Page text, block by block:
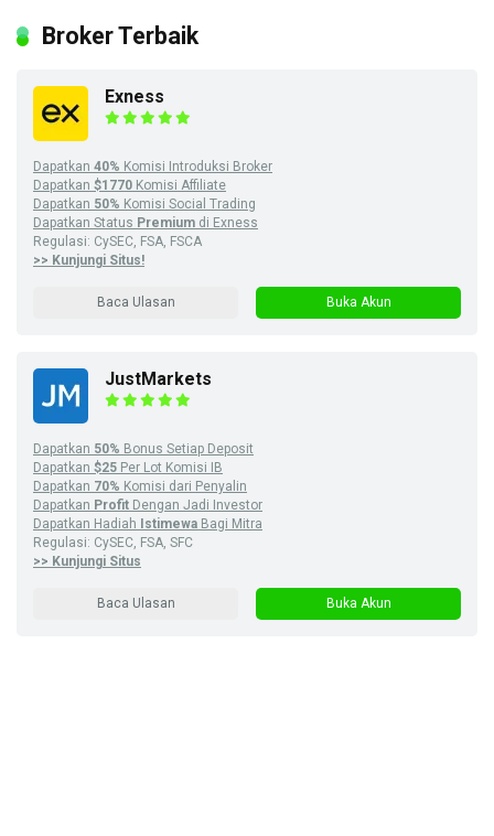
Broker Terbaik
Exness
Dapatkan 40% Komisi Introduksi Broker
Dapatkan $1770 Komisi Affiliate
Dapatkan 50% Komisi Social Trading
Dapatkan Status Premium di Exness
Regulasi: CySEC, FSA, FSCA
>> Kunjungi Situs!
Baca Ulasan Buka Akun
JustMarkets
Dapatkan 50% Bonus Setiap Deposit
Dapatkan $25 Per Lot Komisi IB
Dapatkan 70% Komisi dari Penyalin
Dapatkan Profit Dengan Jadi Investor
Dapatkan Hadiah Istimewa Bagi Mitra
Regulasi: CySEC, FSA, SFC
>> Kunjungi Situs
Baca Ulasan Buka Akun